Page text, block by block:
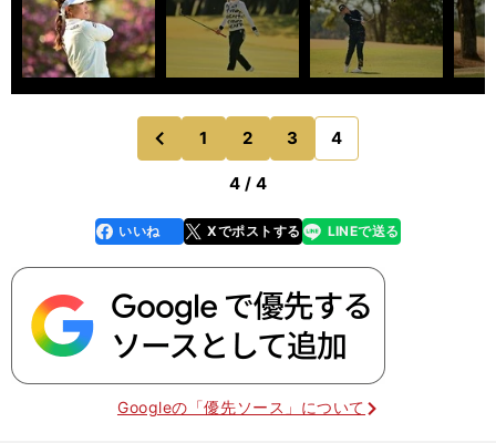
前
のページへ
1 2 3 4
4 / 4
faceboo
k
いいね Xでポストする
line LINEで送る
Googleの「優先ソース」について